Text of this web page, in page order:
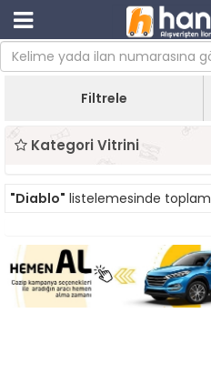
Filtrele
Kategori Vitrini
"Diablo" listelemesinde toplam